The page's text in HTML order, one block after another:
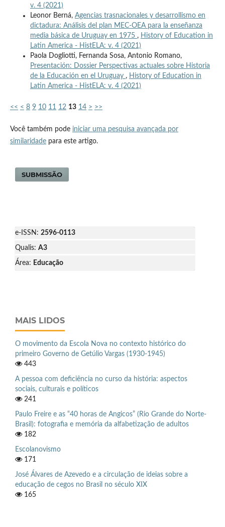
v. 4 (2021)
Leonor Berná, Agencias trasnacionales y desarrollismo en
dictadura: Análisis del plan MEC-OEA para la enseñanza
media básica de Uruguay en 1975 , History of Education in
Latin America - HistELA: v. 4 (2021)
Paola Dogliotti, Fernanda Sosa, Antonio Romano,
Presentación: Dossier Perspectivas actuales sobre Historia
de la Educación en el Uruguay , History of Education in
Latin America - HistELA: v. 4 (2021)
<< < 8 9 10 11 12 13 14 > >>
Você também pode iniciar uma pesquisa avançada por
similaridadepara este artigo.
SUBMISSÃO
e-ISSN: 2596-0113
Qualis: A3
Área: Educação
MAIS LIDOS
O movimento da Escola Nova no contexto histórico do
primeiro Governo de Getúlio Vargas (1930-1945)
443
A pessoa com deficiência no curso da história: aspectos
sociais, culturais e políticos
241
Paulo Freire e as “40 horas de Angicos” (Rio Grande do Norte-
Brasil): fotografia e memória da alfabetização de adultos
182
Escolanovismo
171
José Álvares de Azevedo e a circulação de ideias sobre a
educação de cegos no Brasil no século XIX
165